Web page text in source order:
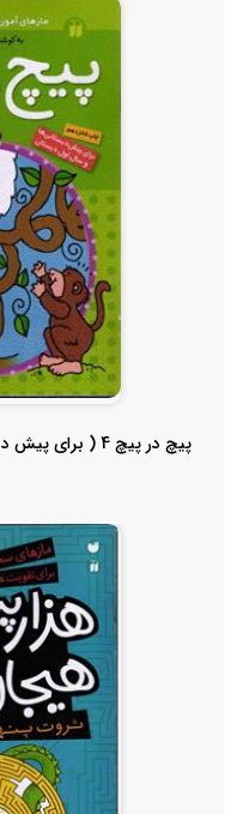
پیچ در پیچ 4 ( برای پیش دبستانی ها و سال اول دبستان ) ...